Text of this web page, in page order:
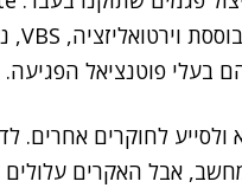
לחוקרים אחרים.
אבל האקרים